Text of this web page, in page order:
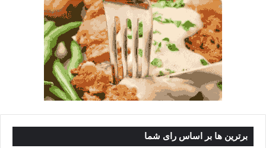
برترین ها بر اساس رای شما